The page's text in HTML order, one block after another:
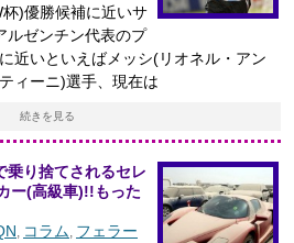
)優勝候補に近いサ
ルゼンチン代表のプ
近いといえばメッシ(リオネル・アン
ィーニ)選手、現在は
続きを見る
乗り捨てされるセレ
ー(高級車)!!もった
, コラム, フェラー